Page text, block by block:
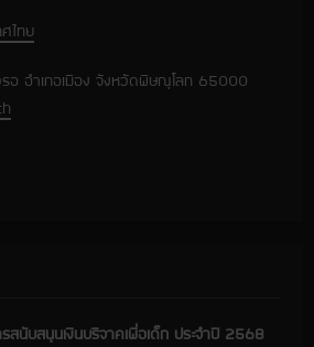
ไทย
อำเภอเมือง จังหวัดพิษณุโลก 65000
สนับสนุนเงินบริจาคเพื่อเด็ก ประจำปี 2568